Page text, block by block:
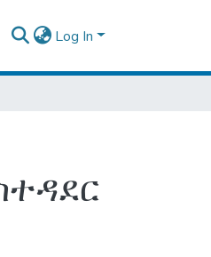
Log In